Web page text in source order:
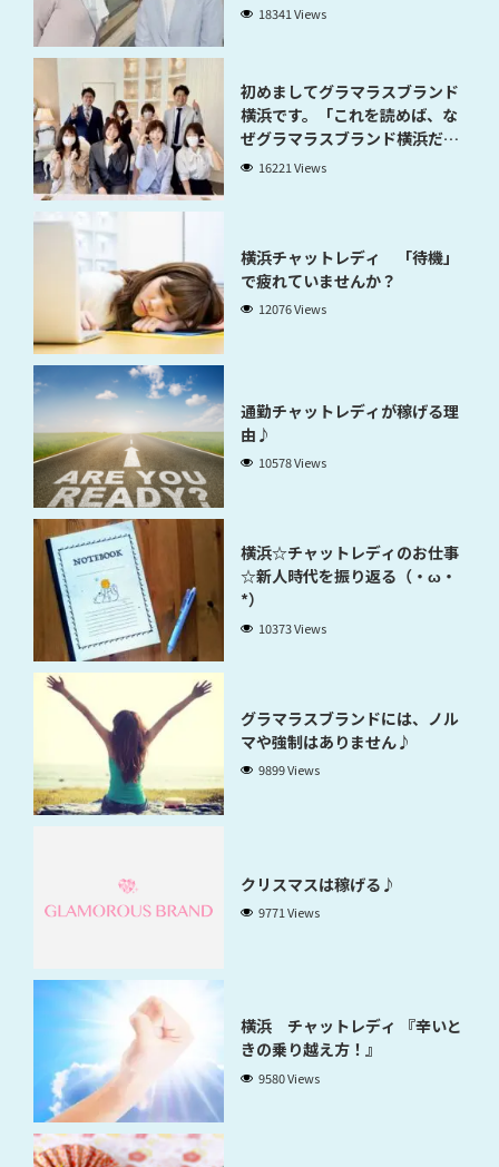
18341 Views
初めましてグラマラスブランド
横浜です。「これを読めば、な
ぜグラマラスブランド横浜だと
稼げるのかが分かります」
16221 Views
横浜チャットレディ 「待機」
で疲れていませんか？
12076 Views
通勤チャットレディが稼げる理
由♪
10578 Views
横浜☆チャットレディのお仕事
☆新人時代を振り返る（・ω・
*）
10373 Views
グラマラスブランドには、ノル
マや強制はありません♪
9899 Views
クリスマスは稼げる♪
9771 Views
横浜 チャットレディ 『辛いと
きの乗り越え方！』
9580 Views